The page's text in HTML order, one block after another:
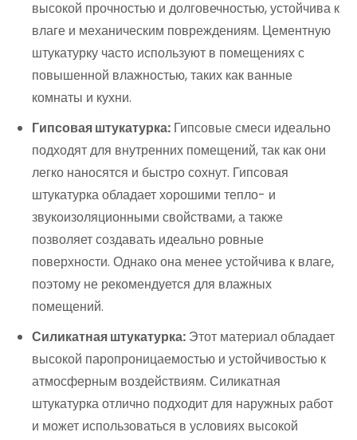
высокой прочностью и долговечностью, устойчива к
влаге и механическим повреждениям. Цементную
штукатурку часто используют в помещениях с
повышенной влажностью, таких как ванные
комнаты и кухни.
Гипсовая штукатурка: Гипсовые смеси идеально
подходят для внутренних помещений, так как они
легко наносятся и быстро сохнут. Гипсовая
штукатурка обладает хорошими тепло- и
звукоизоляционными свойствами, а также
позволяет создавать идеально ровные
поверхности. Однако она менее устойчива к влаге,
поэтому не рекомендуется для влажных
помещений.
Силикатная штукатурка: Этот материал обладает
высокой паропроницаемостью и устойчивостью к
атмосферным воздействиям. Силикатная
штукатурка отлично подходит для наружных работ
и может использоваться в условиях высокой